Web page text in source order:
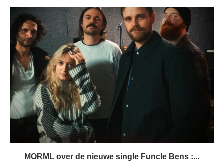
MORML over de nieuwe single Funcle Bens :...